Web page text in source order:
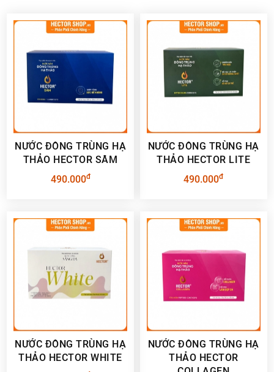
NƯỚC ĐÔNG TRÙNG HẠ
THẢO HECTOR SÂM
490.000đ
NƯỚC ĐÔNG TRÙNG HẠ
THẢO HECTOR LITE
490.000đ
NƯỚC ĐÔNG TRÙNG HẠ
THẢO HECTOR WHITE
NƯỚC ĐÔNG TRÙNG HẠ
THẢO HECTOR